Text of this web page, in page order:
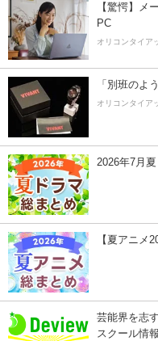
【驚愕】メ
PC
オリコンタイア
「別班のよ
オリコンタイア
2026年7月
【夏アニメ
芸能界を志
スクール情